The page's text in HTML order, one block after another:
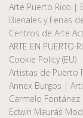
Arte Puerto Rico |
Bienales y Ferias
Centros de Arte
ARTE EN PUERTO
Cookie Policy (EU)
Artistas de Puerto
Annex Burgos |
Carmelo Fontánez
Edwin Maurás